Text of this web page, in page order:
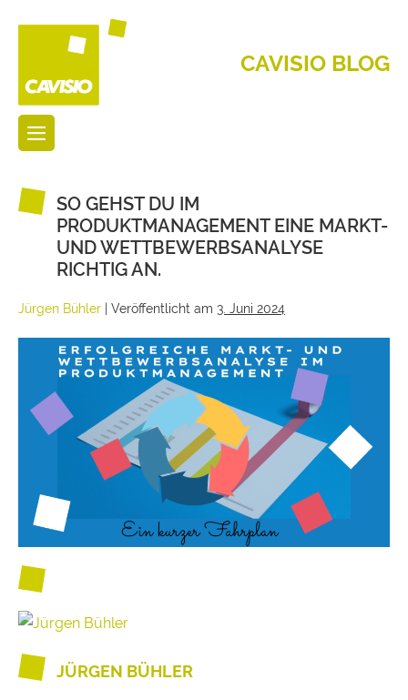
CAVISIO BLOG
SO GEHST DU IM
PRODUKTMANAGEMENT EINE MARKT-
UND WETTBEWERBSANALYSE
RICHTIG AN.
Jürgen Bühler Veröffentlicht am 3. Juni 2024
JÜRGEN BÜHLER